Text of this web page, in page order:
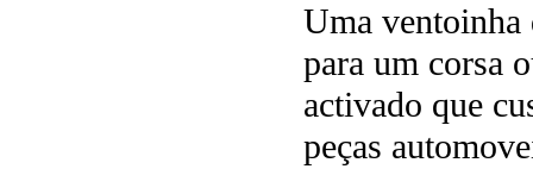
Uma
para um corsa
activado que
peças